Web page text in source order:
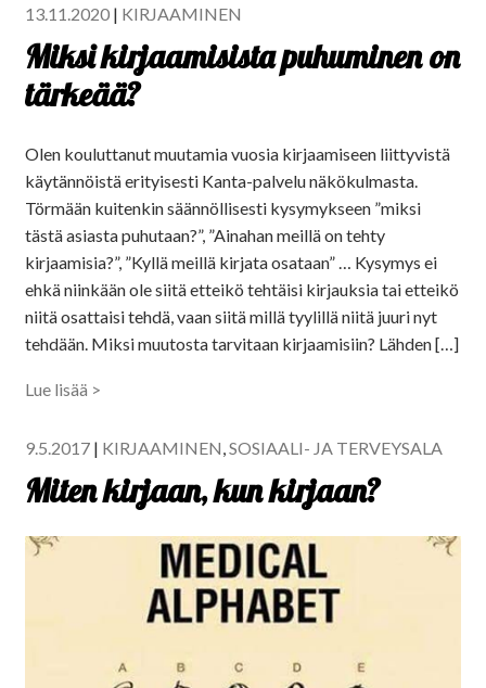
13.11.2020 | KIRJAAMINEN
Miksi kirjaamisista puhuminen on
tärkeää?
Olen kouluttanut muutamia vuosia kirjaamiseen liittyvistä
käytännöistä erityisesti Kanta-palvelu näkökulmasta.
Törmään kuitenkin säännöllisesti kysymykseen ”miksi
tästä asiasta puhutaan?”, ”Ainahan meillä on tehty
kirjaamisia?”, ”Kyllä meillä kirjata osataan” … Kysymys ei
ehkä niinkään ole siitä etteikö tehtäisi kirjauksia tai etteikö
niitä osattaisi tehdä, vaan siitä millä tyylillä niitä juuri nyt
tehdään. Miksi muutosta tarvitaan kirjaamisiin? Lähden […]
Lue lisää >
9.5.2017 | KIRJAAMINEN,SOSIAALI- JA TERVEYSALA
Miten kirjaan, kun kirjaan?